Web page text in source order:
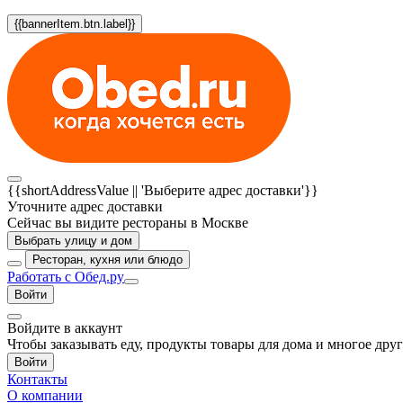
{{bannerItem.btn.label}}
{{shortAddressValue || 'Выберите адрес доставки'}}
Уточните адрес доставки
Сейчас вы видите рестораны в Москве
Выбрать улицу и дом
Ресторан, кухня или блюдо
Работать с Обед.ру
Войти
Войдите в аккаунт
Чтобы заказывать еду, продукты товары для дома и многое
Войти
Контакты
О компании